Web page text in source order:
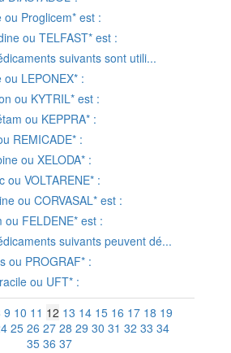
ou Proglicem* est :
ou TELFAST* est :
suivants sont utili...
LEPONEX* :
ou KYTRIL* est :
ou KEPPRA* :
REMICADE* :
ou XELODA* :
ou VOLTARENE* :
ou CORVASAL* est :
ou FELDENE* est :
suivants peuvent dé...
ou PROGRAF* :
ou UFT* :
9 10 11 12 13 14 15 16 17 18 19
25 26 27 28 29 30 31 32 33 34
35 36 37